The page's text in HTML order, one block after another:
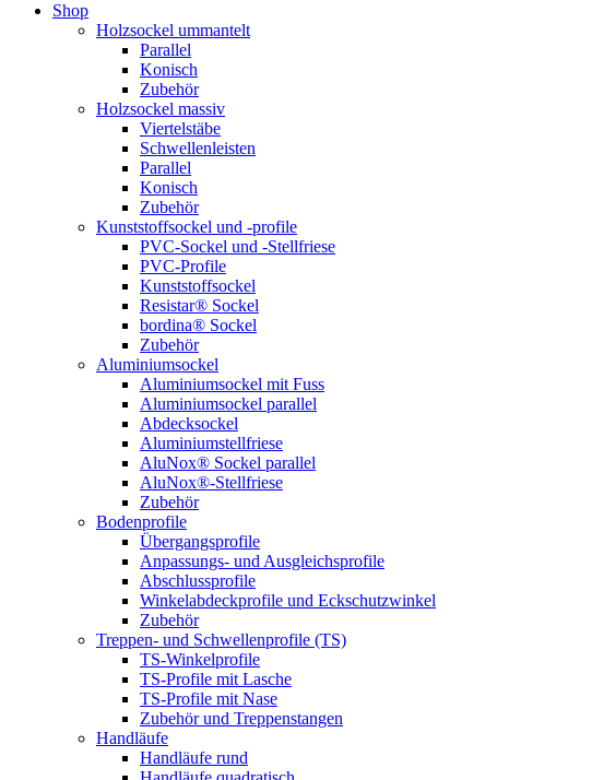
Shop
Holzsockel ummantelt
Parallel
Konisch
Zubehör
Holzsockel massiv
Viertelstäbe
Schwellenleisten
Parallel
Konisch
Zubehör
Kunststoffsockel und -profile
PVC-Sockel und -Stellfriese
PVC-Profile
Kunststoffsockel
Resistar® Sockel
bordina® Sockel
Zubehör
Aluminiumsockel
Aluminiumsockel mit Fuss
Aluminiumsockel parallel
Abdecksockel
Aluminiumstellfriese
AluNox® Sockel parallel
AluNox®-Stellfriese
Zubehör
Bodenprofile
Übergangsprofile
Anpassungs- und Ausgleichsprofile
Abschlussprofile
Winkelabdeckprofile und Eckschutzwinkel
Zubehör
Treppen- und Schwellenprofile (TS)
TS-Winkelprofile
TS-Profile mit Lasche
TS-Profile mit Nase
Zubehör und Treppenstangen
Handläufe
Handläufe rund